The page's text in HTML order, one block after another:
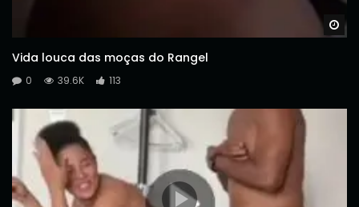
Vida louca das moças do Rangel
0 39.6K 113